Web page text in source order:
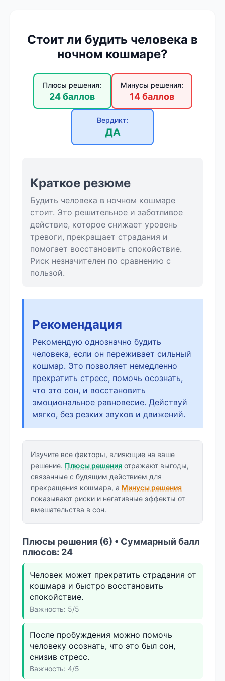
Стоит ли будить человека в
ночном кошмаре?
Плюсы решения:
24 баллов
Минусы решения:
14 баллов
Вердикт:
ДА
Краткое резюме
Будить человека в ночном кошмаре
стоит. Это решительное и заботливое
действие, которое снижает уровень
тревоги, прекращает страдания и
помогает восстановить спокойствие.
Риск незначителен по сравнению с
пользой.
Рекомендация
Рекомендую однозначно будить
человека, если он переживает сильный
кошмар. Это позволяет немедленно
прекратить стресс, помочь осознать,
что это сон, и восстановить
эмоциональное равновесие. Действуй
мягко, без резких звуков и движений.
Изучите все факторы, влияющие на ваше
решение. Плюсы решения отражают выгоды,
связанные с будящим действием для
прекращения кошмара, а Минусы решения
показывают риски и негативные эффекты от
вмешательства в сон.
Плюсы решения (6) • Суммарный балл
плюсов: 24
Человек может прекратить страдания от
кошмара и быстро восстановить
спокойствие.
Важность: 5/5
После пробуждения можно помочь
человеку осознать, что это был сон,
снизив стресс.
Важность: 4/5